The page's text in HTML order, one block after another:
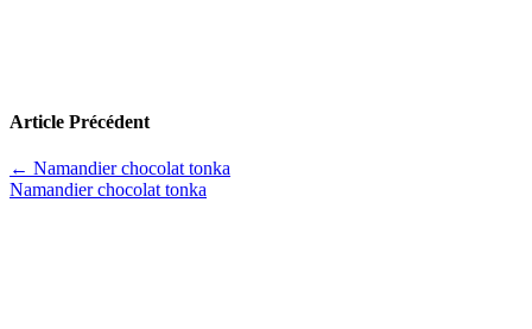
Article Précédent
← Namandier chocolat tonka
Namandier chocolat tonka